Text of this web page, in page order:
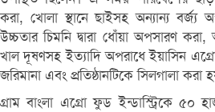
করা, খোলা স্থানে ছাইসহ অন্যান্য
উচ্চতার চিমনি দ্বারা ধোঁয়া অপসারণ করা,
খাল দূষণসহ ইত্যাদি অপরাধে ইয়াসিন
জরিমানা এবং প্রতিষ্ঠানটিকে সিলগালা করা
গ্রাম বাংলা এগ্রো ফুড ইন্ডাস্ট্রিকে ৫০